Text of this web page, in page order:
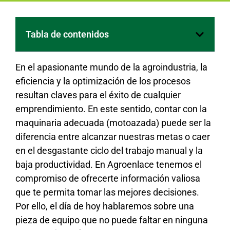
Tabla de contenidos
En el apasionante mundo de la agroindustria, la
eficiencia y la optimización de los procesos
resultan claves para el éxito de cualquier
emprendimiento. En este sentido, contar con la
maquinaria adecuada (motoazada) puede ser la
diferencia entre alcanzar nuestras metas o caer
en el desgastante ciclo del trabajo manual y la
baja productividad. En Agroenlace tenemos el
compromiso de ofrecerte información valiosa
que te permita tomar las mejores decisiones.
Por ello, el día de hoy hablaremos sobre una
pieza de equipo que no puede faltar en ninguna